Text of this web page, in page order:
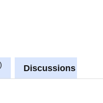
Discussions